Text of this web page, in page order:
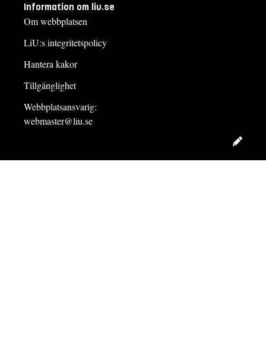
Information om liu.se
Om webbplatsen
LiU:s integritetspolicy
Hantera kakor
Tillgänglighet
Webbplatsansvarig:
webmaster@liu.se